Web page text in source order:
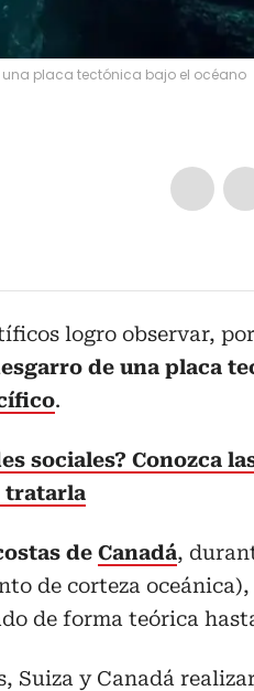
una placa tectónica bajo el océano
logro observar,
de una placa
.
sociales? Conozca
tratarla
de Canadá,
de corteza oceánica),
de forma teórica
Suiza y Canadá